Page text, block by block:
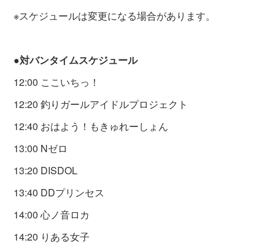
※スケジュールは変更になる場合があります。
●対バンタイムスケジュール
12:00 ここいちっ！
12:20 釣りガールアイドルプロジェクト
12:40 おはよう！もきゅれーしょん
13:00 Nゼロ
13:20 DISDOL
13:40 DDプリンセス
14:00 心ノ音ロカ
14:20 りある女子